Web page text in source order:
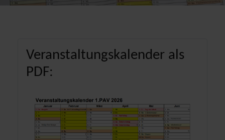
Veranstaltungskalender als
PDF: